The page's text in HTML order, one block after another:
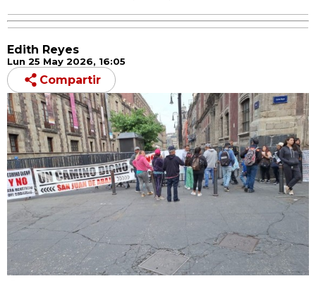
Edith Reyes
Lun 25 May 2026, 16:05
Compartir